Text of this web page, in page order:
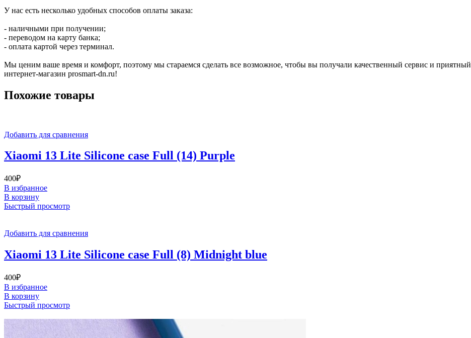
У нас есть несколько удобных способов оплаты заказа:
- наличными при получении;
- переводом на карту банка;
- оплата картой через терминал.
Мы ценим ваше время и комфорт, поэтому мы стараемся сделать все возможное, чтобы вы получали качественный сервис и
интернет-магазин prosmart-dn.ru!
Похожие товары
Добавить для сравнения
Xiaomi 13 Lite Silicone case Full (14) Purple
400₽
В избранное
В корзину
Быстрый просмотр
Добавить для сравнения
Xiaomi 13 Lite Silicone case Full (8) Midnight blue
400₽
В избранное
В корзину
Быстрый просмотр